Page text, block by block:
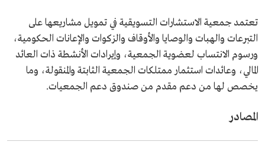
تعتمد جمعية الاستشارات التسويقية في تمويل مشاريعها على
التبرعات والهبات والوصايا والأوقاف والزكوات والإعانات الحكومية،
ورسوم الانتساب لعضوية الجمعية، وإيرادات الأنشطة ذات العائد
المالي، وعائدات استثمار ممتلكات الجمعية الثابتة والمنقولة، وما
يخصص لها من دعم مقدم من صندوق دعم الجمعيات.
المصادر